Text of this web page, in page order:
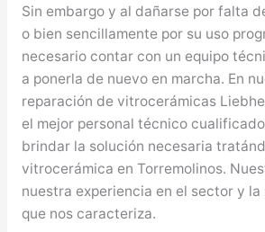
Sin embargo y al dañarse por falta
o bien sencillamente por su uso
necesario contar con un equipo
a ponerla de nuevo en marcha. En
reparación de vitrocerámicas
el mejor personal técnico
brindar la solución necesaria
vitrocerámica en Torremolinos.
nuestra experiencia en el sector y
que nos caracteriza.